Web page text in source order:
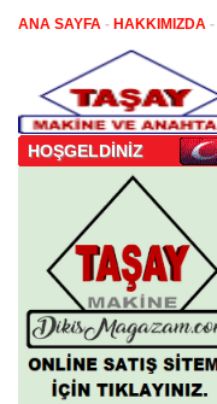
ANA SAYFA - HAKKIMIZDA -
HOŞGELDİNİZ